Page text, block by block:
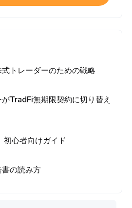
トレーダーのための戦略
TradFi無期限契約に切り替え
初心者向けガイド
の読み方